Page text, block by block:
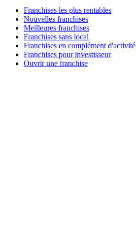
Franchises les plus rentables
Nouvelles franchises
Meilleures franchises
Franchises sans local
Franchises en complément d'activité
Franchises pour investisseur
Ouvrir une franchise